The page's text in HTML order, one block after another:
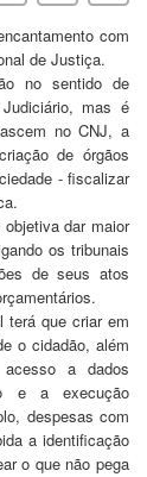
com
de Justiça.
no sentido de
mas é
no CNJ, a
de órgãos
- fiscalizar
dar maior
os tribunais
de seus atos
terá que criar em
o cidadão, além
a dados
e a execução
despesas com
a identificação
o que não pega